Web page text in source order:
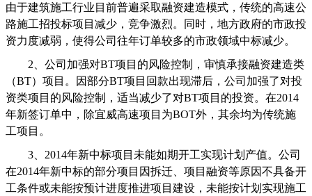
由于建筑施工行业目前普遍采取融资建造模式，传统的高速公
路施工招投标项目减少，竞争激烈。同时，地方政府的市政投
资力度减弱，使得公司往年订单较多的市政领域中标减少。
2 、公司加强对BT项目的风险控制，审慎承接融资建造类
（BT）项目。因部分BT项目回款出现滞后，公司加强了对投
资类项目的风险控制，适当减少了对BT项目的投资。在2014
年新签订单中，除宜威高速项目为BOT外，其余均为传统施
工项目。
3、 2014年新中标项目未能如期开工实现计划产值。公司
在2014年新中标的部分项目因拆迁、项目融资等原因不具备开
工条件或未能按预计进度推进项目建设，未能按计划实现施工